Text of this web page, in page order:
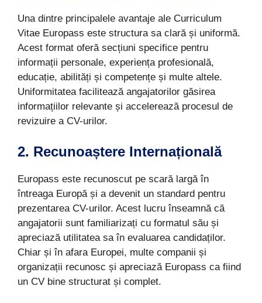
Una dintre principalele avantaje ale Curriculum
Vitae Europass este structura sa clară și uniformă.
Acest format oferă secțiuni specifice pentru
informații personale, experiența profesională,
educație, abilități și competențe și multe altele.
Uniformitatea facilitează angajatorilor găsirea
informațiilor relevante și accelerează procesul de
revizuire a CV-urilor.
2. Recunoaștere Internațională
Europass este recunoscut pe scară largă în
întreaga Europă și a devenit un standard pentru
prezentarea CV-urilor. Acest lucru înseamnă că
angajatorii sunt familiarizați cu formatul său și
apreciază utilitatea sa în evaluarea candidaților.
Chiar și în afara Europei, multe companii și
organizații recunosc și apreciază Europass ca fiind
un CV bine structurat și complet.